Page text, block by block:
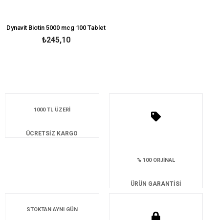
Dynavit Biotin 5000 mcg 100 Tablet
₺245,10
1000 TL ÜZERİ
ÜCRETSİZ KARGO
% 100 ORJİNAL
ÜRÜN GARANTİSİ
STOKTAN AYNI GÜN